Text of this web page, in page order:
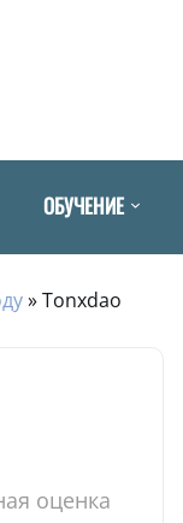
ОБУЧЕНИЕ
»Tonxdao
оценка